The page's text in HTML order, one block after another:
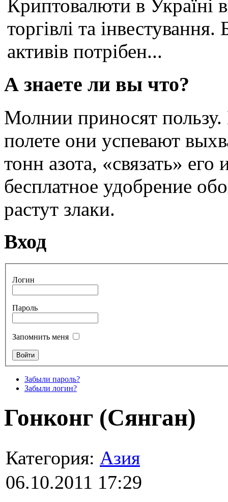
Криптовалюти в Україні
торгівлі та
активів потрібен...
А знаете ли вы что?
Молнии приносят
полете они успевают
тонн азота, «связать»
бесплатное удобрение
растут злаки.
Вход
Логин
Пароль
Запомнить меня
Забыли пароль?
Забыли логин?
Гонконг (Сянган)
Категория: Азия
06.10.2011 17:29